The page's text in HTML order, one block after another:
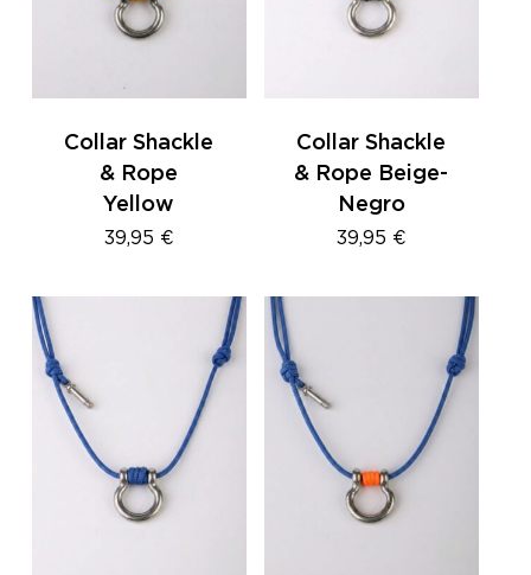
Collar Shackle
& Rope
Yellow
39,95 €
Collar Shackle
& Rope Beige-
Negro
39,95 €